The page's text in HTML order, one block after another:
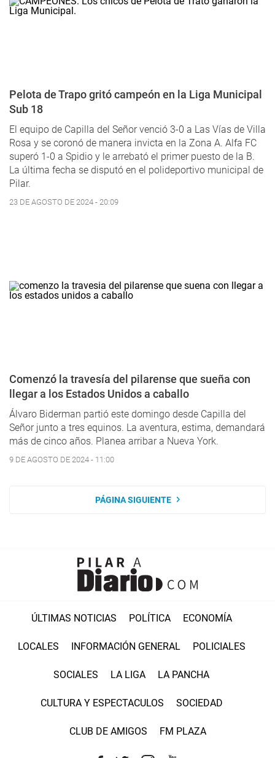
Pelota de Trapo gritó campeón en la Liga Municipal
Sub 18
El equipo de Capilla del Señor venció 3-0 a Las Vías de Villa
Rosa y se coronó de manera invicta en la Zona A. Alfa FC
superó 1-0 a Spidio y le arrebató el primer puesto de la B.
La última fecha se disputó en el polideportivo municipal de
Pilar.
23 DE AGOSTO DE 2024 - 20:09
Comenzó la travesía del pilarense que sueña con
llegar a los Estados Unidos a caballo
Álvaro Biderman partió este domingo desde Capilla del
Señor junto a tres equinos. La aventura, estima, demandará
más de cinco años. Planea arribar a Nueva York.
9 DE AGOSTO DE 2024 - 11:00
PÁGINA SIGUIENTE
ÚLTIMAS NOTICIAS POLÍTICA ECONOMÍA
LOCALES INFORMACIÓN GENERAL POLICIALES
SOCIALES LA LIGA LA PANCHA
CULTURA Y ESPECTACULOS SOCIEDAD
CLUB DE AMIGOS FM PLAZA